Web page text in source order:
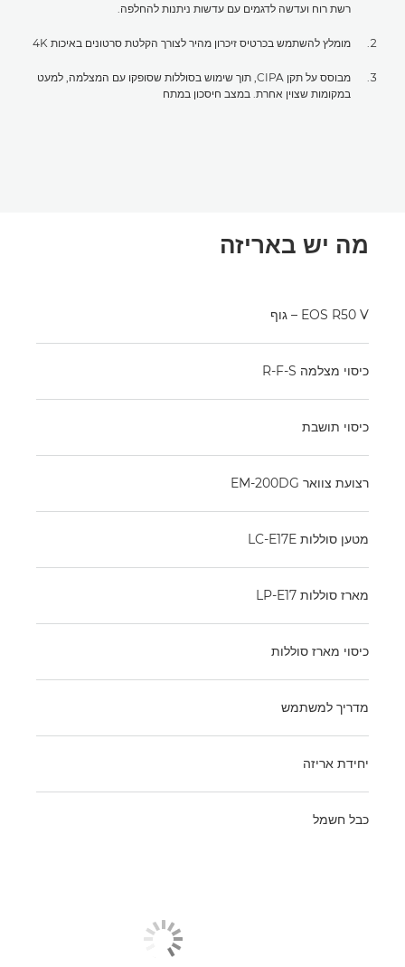
רשת רוח ועדשה לדגמים עם עדשות ניתנות להחלפה.
מומלץ להשתמש בכרטיס זיכרון מהיר לצורך הקלטת סרטונים באיכות 4K
מבוסס על תקן CIPA, תוך שימוש בסוללות שסופקו עם המצלמה, למעט
במקומות שצוין אחרת. במצב חיסכון במתח
מה יש באריזה
EOS R50 V – גוף
כיסוי מצלמה R-F-S
כיסוי תושבת
רצועת צוואר EM-200DG
מטען סוללות LC-E17E
מארז סוללות LP-E17
כיסוי מארז סוללות
מדריך למשתמש
יחידת אריזה
כבל חשמל